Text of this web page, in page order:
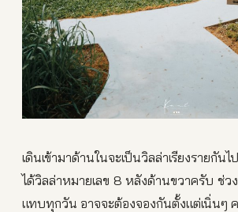
เดินเข้ามาด้านในจะเป็นวิลล่าเรียงรายกัน
ได้วิลล่าหมายเลข 8 หลังด้านขวาครับ ช่ว
แทบทุกวัน อาจจะต้องจองกันตั้งแต่เนิ่นๆ